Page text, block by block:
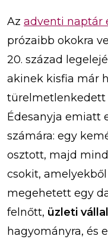
Az adventi naptár
prózaibb okokra
20. század
akinek kisfia már
türelmetlenkedett
Édesanyja emiatt
számára: egy
osztott, majd
csokit,
megehetett egy
felnőtt, üzleti
hagyományra, és